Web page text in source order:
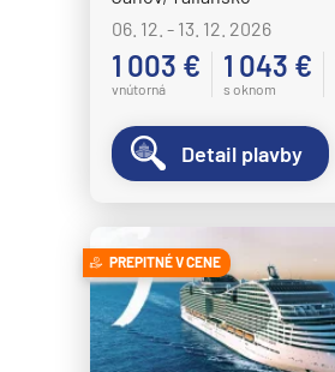
06. 12. - 13. 12. 2026
1 003 €
vnútorná
1 043 €
s oknom
Detail plavby
PREPITNÉ V CENE